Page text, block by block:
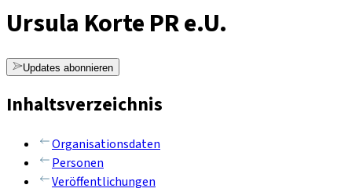
Ursula Korte PR e.U.
Updates abonnieren
Inhaltsverzeichnis
Organisationsdaten
Personen
Veröffentlichungen